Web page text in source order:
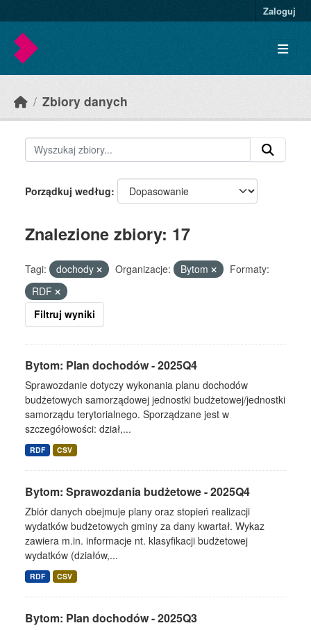
Zaloguj
Zbiory danych
Porządkuj według
Znalezione zbiory: 17
Tagi: dochody Organizacje: Bytom
Formaty:
RDF
Filtruj wyniki
Bytom: Plan dochodów - 2025Q4
Sprawozdanie dotyczy wykonania planu dochodów
budżetowych samorządowej jednostki budżetowej/jednostki
samorządu terytorialnego. Sporządzane jest w
szczegółowości: dział,...
RDF CSV
Bytom: Sprawozdania budżetowe - 2025Q4
Zbiór danych obejmuje plany oraz stopień realizacji
wydatków budżetowych gminy za dany kwartał. Wykaz
zawiera m.in. informacje nt. klasyfikacji budżetowej
wydatków (działów,...
RDF CSV
Bytom: Plan dochodów - 2025Q3